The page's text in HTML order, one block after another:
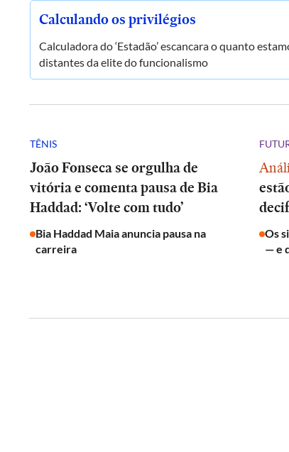
Calculando os privilégios
Calculadora do ‘Estadão’ escancara o quanto
distantes da elite do funcionalismo
TÊNIS
João Fonseca se orgulha de
vitória e comenta pausa de Bia
Haddad: ‘Volte com tudo’
Bia Haddad Maia anuncia pausa na
carreira
Os
— e